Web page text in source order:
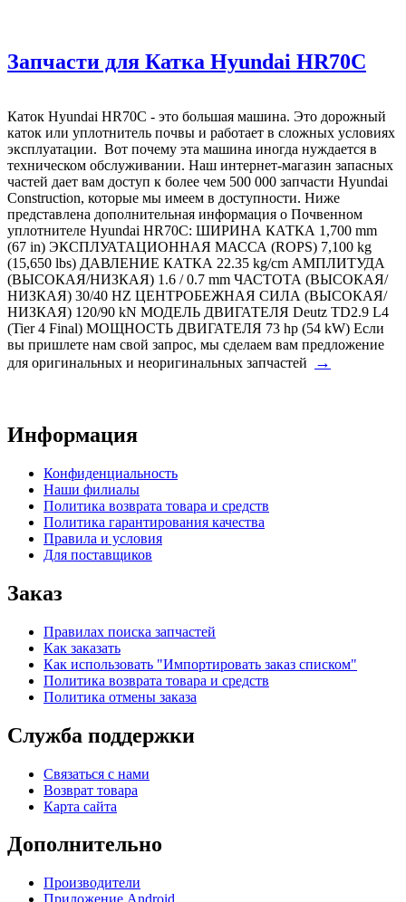
Запчасти для Катка Hyundai HR70C
Каток Hyundai HR70C - это большая машина. Это дорожный
каток или уплотнитель почвы и работает в сложных условиях
эксплуатации. Вот почему эта машина иногда нуждается в
техническом обслуживании. Наш интернет-магазин запасных
частей дает вам доступ к более чем 500 000 запчасти Hyundai
Construction, которые мы имеем в доступности. Ниже
представлена дополнительная информация о Почвенном
уплотнителе Hyundai HR70C: ШИРИНА КАТКА 1,700 mm
(67 in) ЭКСПЛУАТАЦИОННАЯ МАССА (ROPS) 7,100 kg
(15,650 lbs) ДАВЛЕНИЕ КАТКА 22.35 kg/cm АМПЛИТУДА
(ВЫСОКАЯ/НИЗКАЯ) 1.6 / 0.7 mm ЧАСТОТА (ВЫСОКАЯ/
НИЗКАЯ) 30/40 HZ ЦЕНТРОБЕЖНАЯ СИЛА (ВЫСОКАЯ/
НИЗКАЯ) 120/90 kN МОДЕЛЬ ДВИГАТЕЛЯ Deutz TD2.9 L4
(Tier 4 Final) МОЩНОСТЬ ДВИГАТЕЛЯ 73 hp (54 kW) Если
вы пришлете нам свой запрос, мы сделаем вам предложение
для оригинальных и неоригинальных запчастей
→
Информация
Конфиденциальность
Наши филиалы
Политика возврата товара и средств
Политика гарантирования качества
Правила и условия
Для поставщиков
Заказ
Правилах поиска запчастей
Как заказать
Как использовать "Импортировать заказ списком"
Политика возврата товара и средств
Политика отмены заказа
Служба поддержки
Связаться с нами
Возврат товара
Карта сайта
Дополнительно
Производители